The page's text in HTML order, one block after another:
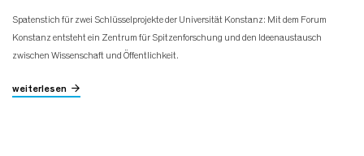
Spatenstich für zwei Schlüsselprojekte der Universität Konstanz: Mit dem Forum
Konstanz entsteht ein Zentrum für Spitzenforschung und den Ideenaustausch
zwischen Wissenschaft und Öffentlichkeit.
weiterlesen